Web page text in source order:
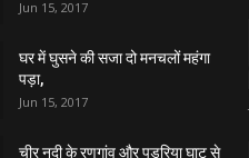
Jun 15, 2017
घर में घुसने की सजा दो मनचलों महंगा
पड़ा,
Jun 15, 2017
चीर नदी के रणगांव और पड़रिया घाट से